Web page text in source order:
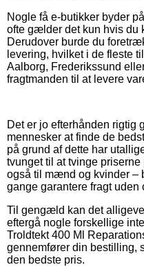
Nogle få e-butikker byder
ofte gælder det kun hvis du
Derudover burde du
levering, hvilket i de fleste
Aalborg, Frederikssund
fragtmanden til at levere
Det er jo efterhånden rigtig
mennesker at finde de
på grund af dette har
tvunget til at tvinge
også til mænd og kvinder –
gange garantere fragt uden
Til gengæld kan det
eftergå nogle forskellige
Troldtekt 400 Ml
gennemfører din bestilling,
den bedste pris.